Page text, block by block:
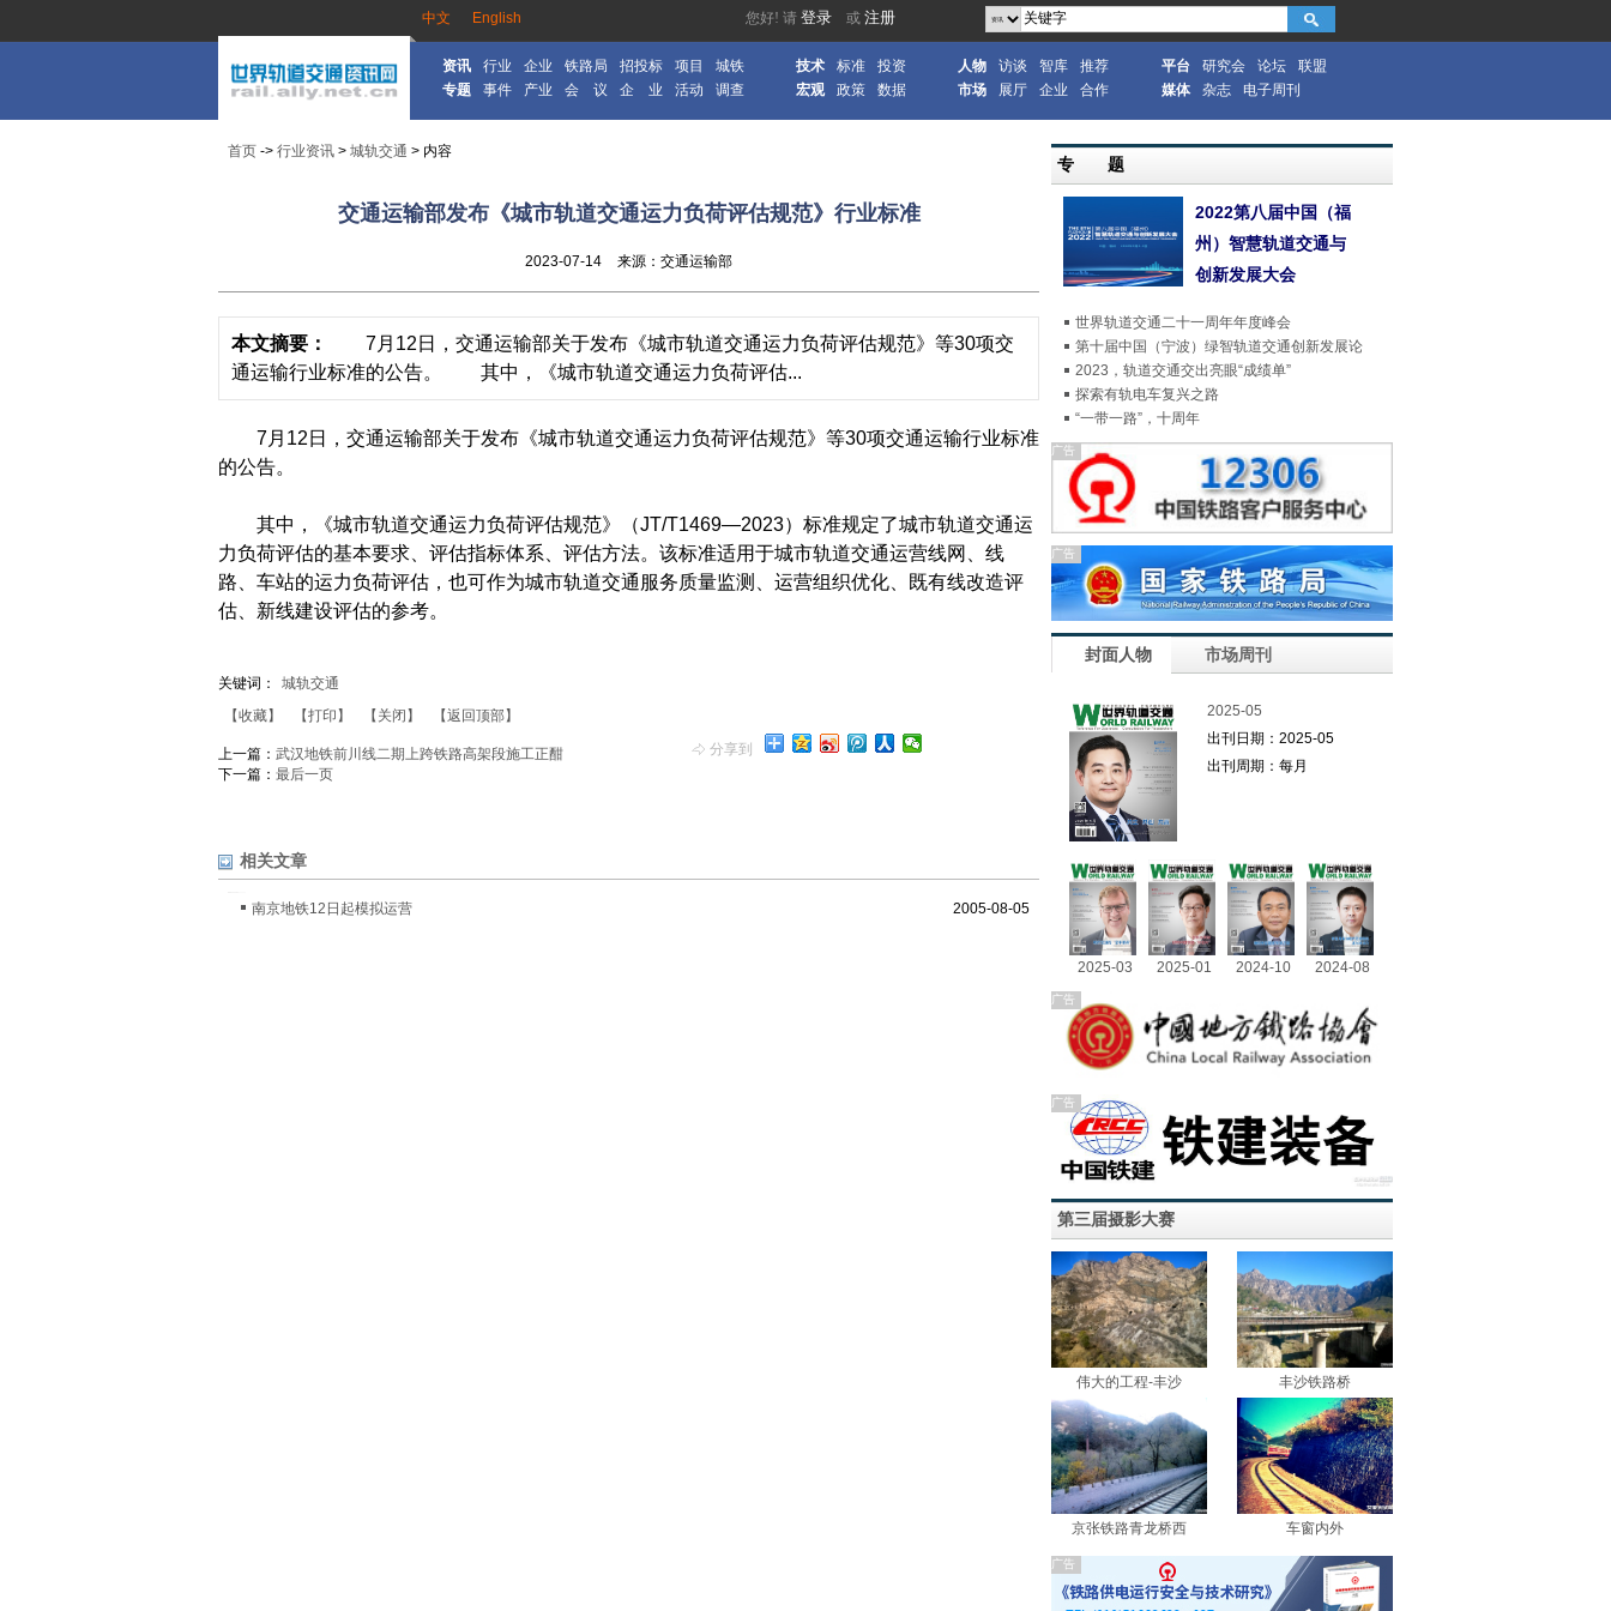
中文 English
资讯 行业 企业 铁路局 招投标 项目
城铁
专题
事件 产业 会 议 企 业 活动 调查
技术 标准
投资
宏观
政策 数据
人物 访谈 智库
推荐
市场
展厅 企业 合作
平台 研究会 论坛
联盟
媒体
杂志 电子周刊
首页 -> 行业资讯 > 城轨交通 > 内容
交通运输部发布《城市轨道交通运力负荷评估规范》行业标准
2023-07-14 来源：交通运输部
本文摘要：
7月12日，交通运输部关于发布《城市轨道交通运力负荷评估规范》等30项交
通运输行业标准的公告。 其中，《城市轨道交通运力负荷评估...
7月12日，交通运输部关于发布《城市轨道交通运力负荷评估规范》等30项交通运输行业标准
的公告。
其中，《城市轨道交通运力负荷评估规范》（JT/T1469—2023）标准规定了城市轨道交通运
力负荷评估的基本要求、评估指标体系、评估方法。该标准适用于城市轨道交通运营线网、线
路、车站的运力负荷评估，也可作为城市轨道交通服务质量监测、运营组织优化、既有线改造评
估、新线建设评估的参考。
关键词：
城轨交通
【收藏】
【打印】 【关闭】
【返回顶部】
分享到
上一篇： 武汉地铁前川线二期上跨铁路高架段施工正酣
下一篇： 最后一页
相关文章
南京地铁12日起模拟运营 2005-08-05
专 题
2022第八届中国（福
州）智慧轨道交通与
创新发展大会
世界轨道交通二十一周年年度峰会
第十届中国（宁波）绿智轨道交通创新发展论
2023，轨道交通交出亮眼“成绩单”
探索有轨电车复兴之路
“一带一路”，十周年
广告
广告
封面人物 市场周刊
2025-05
出刊日期：2025-05
出刊周期：每月
2025-03 2025-01 2024-10 2024-08
广告
广告
第三届摄影大赛
伟大的工程-丰沙 丰沙铁路桥
京张铁路青龙桥西 车窗内外
广告